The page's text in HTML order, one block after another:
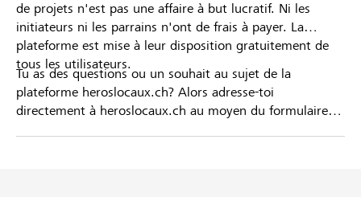
de projets n'est pas une affaire à but lucratif. Ni les
initiateurs ni les parrains n'ont de frais à payer. La
plateforme est mise à leur disposition gratuitement de
tous les utilisateurs.
Tu as des questions ou un souhait au sujet de la
plateforme heroslocaux.ch? Alors adresse-toi
directement à heroslocaux.ch au moyen du formulaire